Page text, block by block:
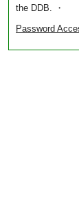
the DDB. ・
Password